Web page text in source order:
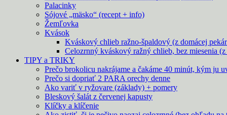
Palacinky
Sójové „mäsko“ (recept + info)
Žemľovka
Kvások
Kváskový chlieb ražno-špaldový (z domácej
Celozrnný kváskový ražný chlieb, bez miesenia
TIPY a TRIKY
Prečo brokolicu nakrájame a čakáme 40 minút, kým ju
Prečo si dopriať 2 PARA orechy denne
Ako variť v ryžovare (základy) + pomery
Bleskový šalát z červenej kapusty
Klíčky a klíčenie